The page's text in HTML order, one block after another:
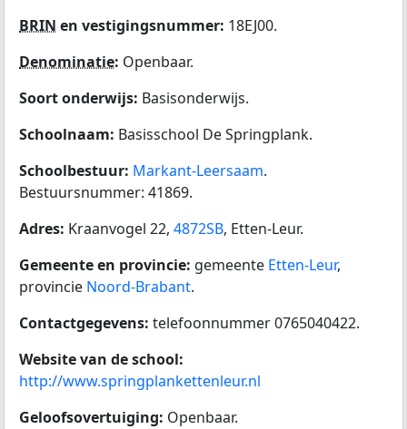
BRIN en vestigingsnummer: 18EJ00.
Denominatie: Openbaar.
Soort onderwijs: Basisonderwijs.
Schoolnaam: Basisschool De Springplank.
Schoolbestuur: Markant-Leersaam.
Bestuursnummer: 41869.
Adres: Kraanvogel 22, 4872SB, Etten-Leur.
Gemeente en provincie: gemeente Etten-Leur,
provincie Noord-Brabant.
Contactgegevens: telefoonnummer 0765040422.
Website van de school:
http://www.springplankettenleur.nl
Geloofsovertuiging: Openbaar.